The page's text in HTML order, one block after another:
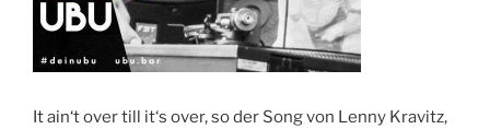
It ain‘t over till it‘s over, so der Song von Lenny Kravitz,